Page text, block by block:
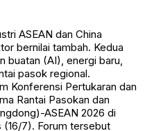
ASEAN dan China
bernilai tambah. Kedua
buatan (AI), energi baru,
pasok regional.
Konferensi Pertukaran dan
Rantai Pasokan dan
ASEAN 2026 di
(16/7). Forum tersebut